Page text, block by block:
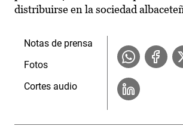
distribuirse en la sociedad
Notas de prensa
Fotos
Cortes audio